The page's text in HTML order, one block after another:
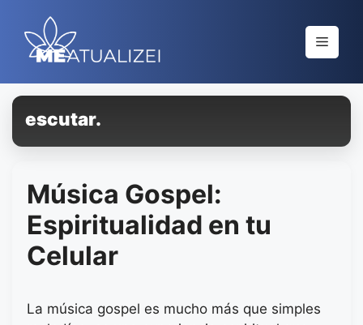
contenido
Menú
escutar.
Música Gospel:
Espiritualidad en tu
Celular
La música gospel es mucho más que simples